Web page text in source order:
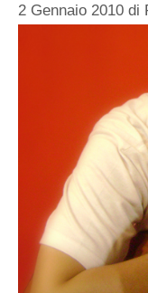
2 Gennaio 2010 di